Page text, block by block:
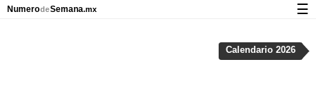
Calendario 2026
NumerodeSemana.mx ☰